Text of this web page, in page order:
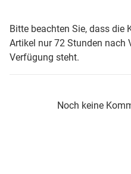
Bitte beachten Sie, dass die
Artikel nur 72 Stunden nach
Verfügung steht.
Noch keine